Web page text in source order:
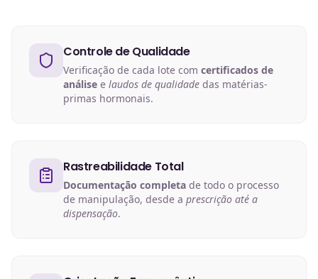
Controle de Qualidade
Verificação de cada lote com certificados de
análise e laudos de qualidade das matérias-
primas hormonais.
Rastreabilidade Total
Documentação completa de todo o processo
de manipulação, desde a prescrição até a
dispensação.